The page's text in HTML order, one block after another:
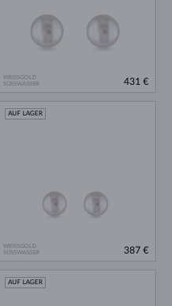
WEISSGOLD
SÜSSWASSER
431 €
WEISSGOLD
SÜSSWASSER
AUF LAGER
387 €
AUF LAGER